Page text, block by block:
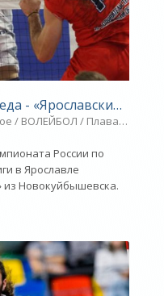
- «Ярославский
/ ВОЛЕЙБОЛ / Плавание /
России по
в Ярославле
из Новокуйбышевска.